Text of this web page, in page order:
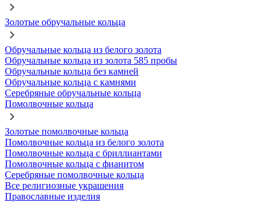
Золотые обручальные кольца
Обручальные кольца из белого золота
Обручальные кольца из золота 585 пробы
Обручальные кольца без камней
Обручальные кольца с камнями
Серебряные обручальные кольца
Помолвочные кольца
Золотые помолвочные кольца
Помолвочные кольца из белого золота
Помолвочные кольца с бриллиантами
Помолвочные кольца с фианитом
Серебряные помолвочные кольца
Все религиозные украшения
Православные изделия